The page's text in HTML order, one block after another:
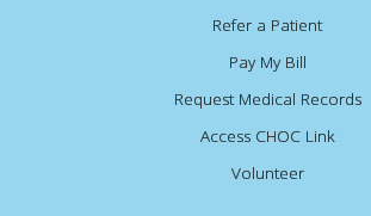
Refer a Patient
Pay My Bill
Request Medical Records
Access CHOC Link
Volunteer